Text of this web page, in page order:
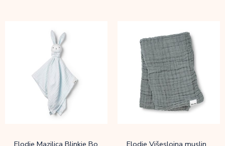
Elodie Mazilica Blinkie Bo
Elodie Višeslojna muslin